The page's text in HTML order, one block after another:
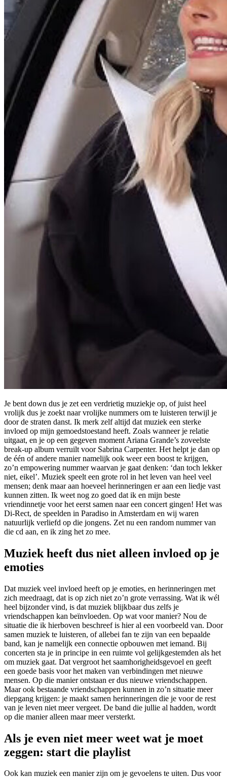
Je bent down dus je zet een verdrietig muziekje op, of juist heel
vrolijk dus je zoekt naar vrolijke nummers om te luisteren terwijl je
door de straten danst. Ik merk zelf altijd dat muziek een sterke
invloed op mijn gemoedstoestand heeft. Zoals wanneer je relatie
uitgaat, en je op een gegeven moment Ariana Grande’s zoveelste
break-up album verruilt voor Sabrina Carpenter. Het helpt je dan op
de één of andere manier namelijk ook weer een boost te krijgen,
zo’n empowering nummer waarvan je gaat denken: ‘dan toch lekker
niet, eikel’. Muziek speelt een grote rol in het leven van heel veel
mensen; denk maar aan hoeveel herinneringen er aan een liedje vast
kunnen zitten. Ik weet nog zo goed dat ik en mijn beste
vriendinnetje voor het eerst samen naar een concert gingen! Het was
Di-Rect, de speelden in Paradiso in Amsterdam en wij waren
natuurlijk verliefd op die jongens. Zet nu een random nummer van
die cd aan, en ik zing het zo mee.
Muziek heeft dus niet alleen invloed op je
emoties
Dat muziek veel invloed heeft op je emoties, en herinneringen met
zich meedraagt, dat is op zich niet zo’n grote verrassing. Wat ik wél
heel bijzonder vind, is dat muziek blijkbaar dus zelfs je
vriendschappen kan beïnvloeden. Op wat voor manier? Nou de
situatie die ik hierboven beschreef is hier al een voorbeeld van. Door
samen muziek te luisteren, of allebei fan te zijn van een bepaalde
band, kan je namelijk een connectie opbouwen met iemand. Bij
concerten sta je in principe in een ruimte vol gelijkgestemden als het
om muziek gaat. Dat vergroot het saamhorigheidsgevoel en geeft
een goede basis voor het maken van verbindingen met nieuwe
mensen. Op die manier ontstaan er dus nieuwe vriendschappen.
Maar ook bestaande vriendschappen kunnen in zo’n situatie meer
diepgang krijgen: je maakt samen herinneringen die je voor de rest
van je leven niet meer vergeet. De band die jullie al hadden, wordt
op die manier alleen maar meer versterkt.
Als je even niet meer weet wat je moet
zeggen: start die playlist
Ook kan muziek een manier zijn om je gevoelens te uiten. Dus voor